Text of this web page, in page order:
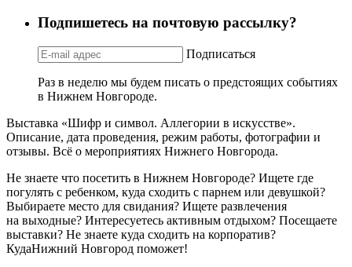
Подпишетесь на почтовую рассылку?
Подписаться
Раз в неделю мы будем писать о предстоящих событиях
в Нижнем Новгороде.
Выставка «Шифр и символ. Аллегории в искусстве».
Описание, дата проведения, режим работы, фотографии и
отзывы. Всё о мероприятиях Нижнего Новгорода.
Не знаете что посетить в Нижнем Новгороде? Ищете где
погулять с ребенком, куда сходить с парнем или девушкой?
Выбираете место для свидания? Ищете развлечения
на выходные? Интересуетесь активным отдыхом? Посещаете
выставки? Не знаете куда сходить на корпоратив?
КудаНижний Новгород поможет!